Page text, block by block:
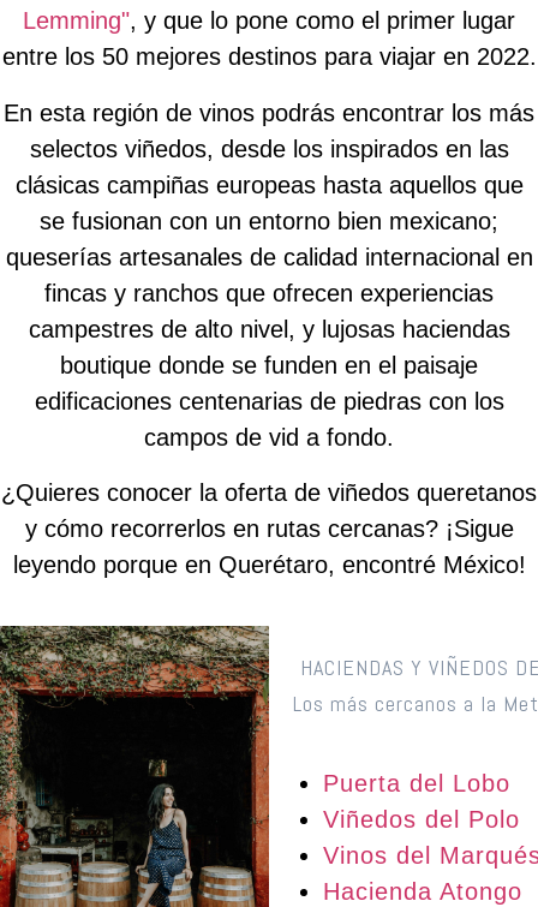
Lemming", y que lo pone como el primer lugar
entre los 50 mejores destinos para viajar en 2022.
En esta región de vinos podrás encontrar los más
selectos viñedos, desde los inspirados en las
clásicas campiñas europeas hasta aquellos que
se fusionan con un entorno bien mexicano;
queserías artesanales de calidad internacional en
fincas y ranchos que ofrecen experiencias
campestres de alto nivel, y lujosas haciendas
boutique donde se funden en el paisaje
edificaciones centenarias de piedras con los
campos de vid a fondo.
¿Quieres conocer la oferta de viñedos queretanos
y cómo recorrerlos en rutas cercanas? ¡Sigue
leyendo porque en Querétaro, encontré México!
HACIENDAS Y VIÑEDOS
Los más cercanos a la
Puerta del Lobo
Viñedos del Polo
Vinos del
Hacienda Atongo